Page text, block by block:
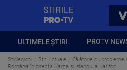
ULTIMELE ȘTIRI PROTV
Stirileprotv Știri Actuale
Călătorie cu probleme
România în direcția Varna și Istanbul a luat foc